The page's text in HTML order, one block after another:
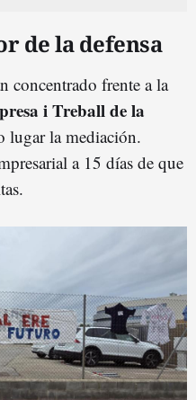
de la defensa
concentrado frente a la
i Treball de la
lugar la mediación.
a 15 días de que